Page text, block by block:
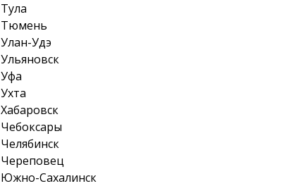
Тула
Тюмень
Улан-Удэ
Ульяновск
Уфа
Ухта
Хабаровск
Чебоксары
Челябинск
Череповец
Южно-Сахалинск